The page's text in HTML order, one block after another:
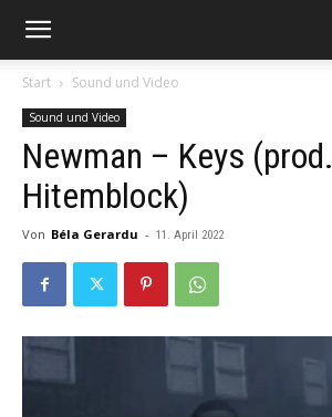
Start Sound und Video
Sound und Video
Newman – Keys (prod.
Hitemblock)
Von Béla Gerardu - 11. April 2022